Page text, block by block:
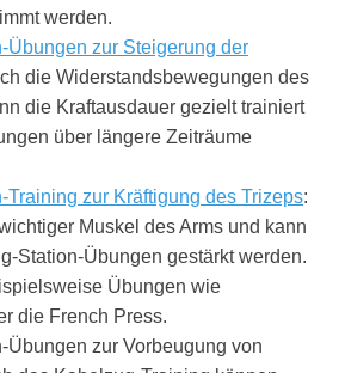
werden.
Übungen zur Steigerung der
die Widerstandsbewegungen des
die Kraftausdauer gezielt trainiert
über längere Zeiträume
Training zur Kräftigung des Trizeps:
Muskel des Arms und kann
Station-Übungen gestärkt werden.
Übungen wie
die French Press.
Übungen zur Vorbeugung von